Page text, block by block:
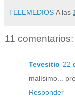
TELEMEDIOS A las
11 comentarios:
Tevesitio 22
malísimo...
Responder